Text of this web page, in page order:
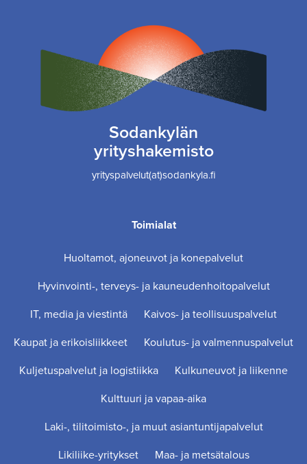
Sodankylän
yrityshakemisto
yrityspalvelut(at)sodankyla.fi
Toimialat
Huoltamot, ajoneuvot ja konepalvelut
Hyvinvointi-, terveys- ja kauneudenhoitopalvelut
IT, media ja viestintä
Kaivos- ja teollisuuspalvelut
Kaupat ja erikoisliikkeet
Koulutus- ja valmennuspalvelut
Kuljetuspalvelut ja logistiikka
Kulkuneuvot ja liikenne
Kulttuuri ja vapaa-aika
Laki-, tilitoimisto-, ja muut asiantuntijapalvelut
Likiliike-yritykset
Maa- ja metsätalous